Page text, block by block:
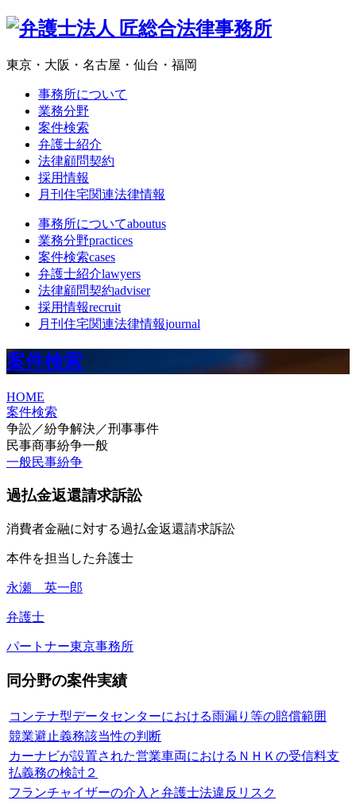
東京・大阪・名古屋・仙台・福岡
事務所について
業務分野
案件検索
弁護士紹介
法律顧問契約
採用情報
月刊住宅関連法律情報
事務所についてaboutus
業務分野practices
案件検索cases
弁護士紹介lawyers
法律顧問契約adviser
採用情報recruit
月刊住宅関連法律情報journal
案件検索
HOME
案件検索
争訟／紛争解決／刑事事件
民事商事紛争一般
一般民事紛争
過払金返還請求訴訟
消費者金融に対する過払金返還請求訴訟
本件を担当した弁護士
永瀬 英一郎
弁護士
パートナー東京事務所
同分野の案件実績
コンテナ型データセンターにおける雨漏り等の賠償範囲
競業避止義務該当性の判断
カーナビが設置された営業車両におけるＮＨＫの受信料支
払義務の検討２
フランチャイザーの介入と弁護士法違反リスク